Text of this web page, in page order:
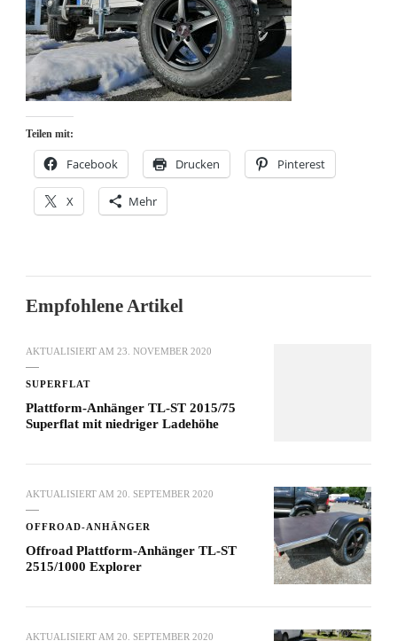
Teilen mit:
Facebook Drucken Pinterest
X Mehr
Empfohlene Artikel
AKTUALISIERT AM 23. NOVEMBER 2020
SUPERFLAT
Plattform-Anhänger TL-ST 2015/75
Superflat mit niedriger Ladehöhe
AKTUALISIERT AM 20. SEPTEMBER 2020
OFFROAD-ANHÄNGER
Offroad Plattform-Anhänger TL-ST
2515/1000 Explorer
AKTUALISIERT AM 20. SEPTEMBER 2020